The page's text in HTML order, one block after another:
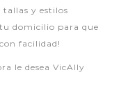
tallas y estilos
domicilio para que
facilidad!
le desea VicAlly